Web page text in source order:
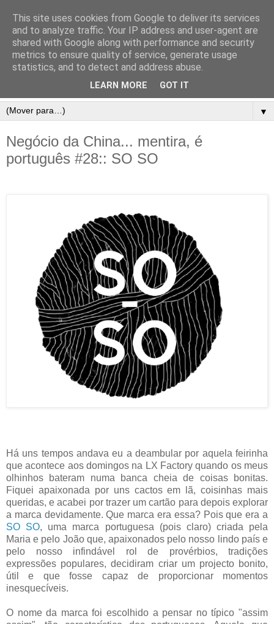
▼
Negócio da China... mentira, é
português #28:: SO SO
Há uns tempos andava eu a deambular por aquela feirinha
que acontece aos domingos na LX Factory quando os meus
olhinhos bateram numa banca cheia de coisas bonitas.
Fiquei apaixonada por uns cactos em lã, coisinhas mais
queridas, e acabei por trazer um cartão para depois explorar
a marca devidamente. Que marca era essa? Pois que era a
SO SO, uma marca portuguesa (pois claro) criada pela
Maria e pelo João que, apaixonados pelo nosso lindo país e
pelo nosso infindável rol de provérbios, tradições
expressões populares, decidiram criar um projecto bonito,
útil e que fosse capaz de proporcionar momentos
inesquecíveis.
O nome da marca foi escolhido a pensar no típico "assim
This site uses cookies from Google to deliver its services
and to analyze traffic. Your IP address and user-agent are
shared with Google along with performance and security
metrics to ensure quality of service, generate usage
statistics, and to detect and address abuse.
LEARN MORE GOT IT